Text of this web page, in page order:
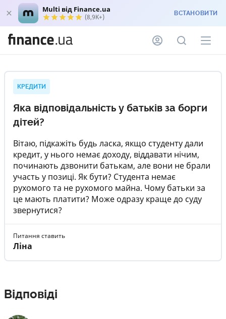
Multi від Finance.ua
(8,9K+) ВСТАНОВИТИ
КРЕДИТИ
Яка відповідальність у батьків за борги
дітей?
Вітаю, підкажіть будь ласка, якщо студенту дали
кредит, у нього немає доходу, віддавати нічим,
починають дзвонити батькам, але вони не брали
участь у позиці. Як бути? Студента немає
рухомого та не рухомого майна. Чому батьки за
це мають платити? Може одразу краще до суду
звернутися?
Питання ставить
Ліна
Відповіді